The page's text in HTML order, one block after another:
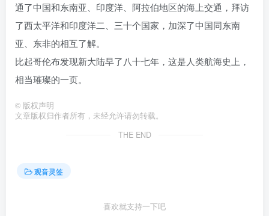
通了中国和东南亚、印度洋、阿拉伯地区的海上交通，拜访
了西太平洋和印度洋二、三十个国家，加深了中国同东南
亚、东非的相互了解。
比起哥伦布发现新大陆早了八十七年，这是人类航海史上，
相当璀璨的一页。
© 版权声明
文章版权归作者所有，未经允许请勿转载。
THE END
观音灵签
喜欢就支持一下吧